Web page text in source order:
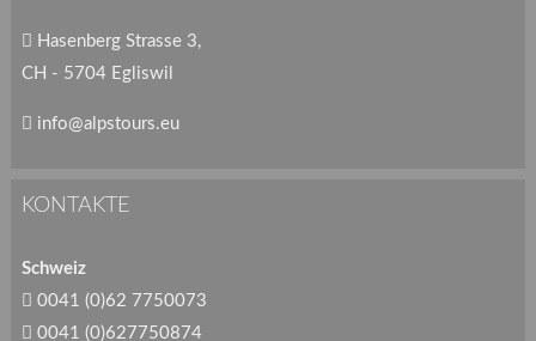
Hasenberg Strasse 3,
CH - 5704 Egliswil
info@alpstours.eu
KONTAKTE
Schweiz
0041 (0)62 7750073
0041 (0)627750874